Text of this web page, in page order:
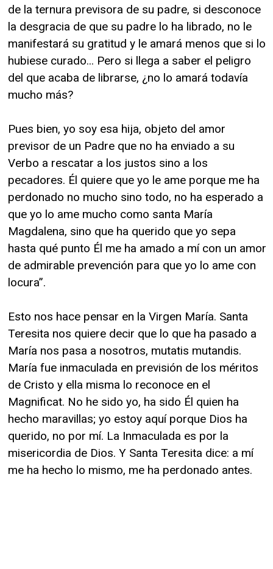
de la ternura previsora de su padre, si desconoce
la desgracia de que su padre lo ha librado, no le
manifestará su gratitud y le amará menos que si lo
hubiese curado... Pero si llega a saber el peligro
del que acaba de librarse, ¿no lo amará todavía
mucho más?
Pues bien, yo soy esa hija, objeto del amor
previsor de un Padre que no ha enviado a su
Verbo a rescatar a los justos sino a los
pecadores. Él quiere que yo le ame porque me ha
perdonado no mucho sino todo, no ha esperado a
que yo lo ame mucho como santa María
Magdalena, sino que ha querido que yo sepa
hasta qué punto Él me ha amado a mí con un amor
de admirable prevención para que yo lo ame con
locura”.
Esto nos hace pensar en la Virgen María. Santa
Teresita nos quiere decir que lo que ha pasado a
María nos pasa a nosotros, mutatis mutandis.
María fue inmaculada en previsión de los méritos
de Cristo y ella misma lo reconoce en el
Magnificat. No he sido yo, ha sido Él quien ha
hecho maravillas; yo estoy aquí porque Dios ha
querido, no por mí. La Inmaculada es por la
misericordia de Dios. Y Santa Teresita dice: a mí
me ha hecho lo mismo, me ha perdonado antes.